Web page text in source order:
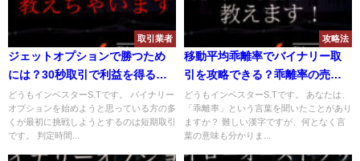
取引業者
ジェットオプションで勝つため
には？30秒取引で利益を得るた
めの攻略法とは？
どうもインベスターS.Tです。 バイナリー
オプションを始めようと思っている方の多
くが最初に挑戦しようとするのは短期取引
です。 判定時間...
攻略法
移動平均乖離率でバイナリー取
引を攻略できる？乖離率の売買
サインを解説！
どうもインベスターS.Tです。 あなたは、
「乖離率」という言葉を聞いたことがあり
ますか？ 難しい漢字ですが、何となく言
葉の意味も分かりま...